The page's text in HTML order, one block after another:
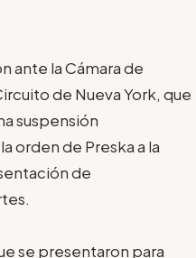
ante la Cámara de
de Nueva York, que
suspensión
orden de Preska a la
de
se presentaron para